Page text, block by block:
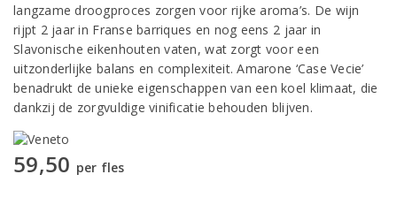
langzame droogproces zorgen voor rijke aroma’s. De wijn
rijpt 2 jaar in Franse barriques en nog eens 2 jaar in
Slavonische eikenhouten vaten, wat zorgt voor een
uitzonderlijke balans en complexiteit. Amarone ‘Case Vecie’
benadrukt de unieke eigenschappen van een koel klimaat, die
dankzij de zorgvuldige vinificatie behouden blijven.
59,50 per fles